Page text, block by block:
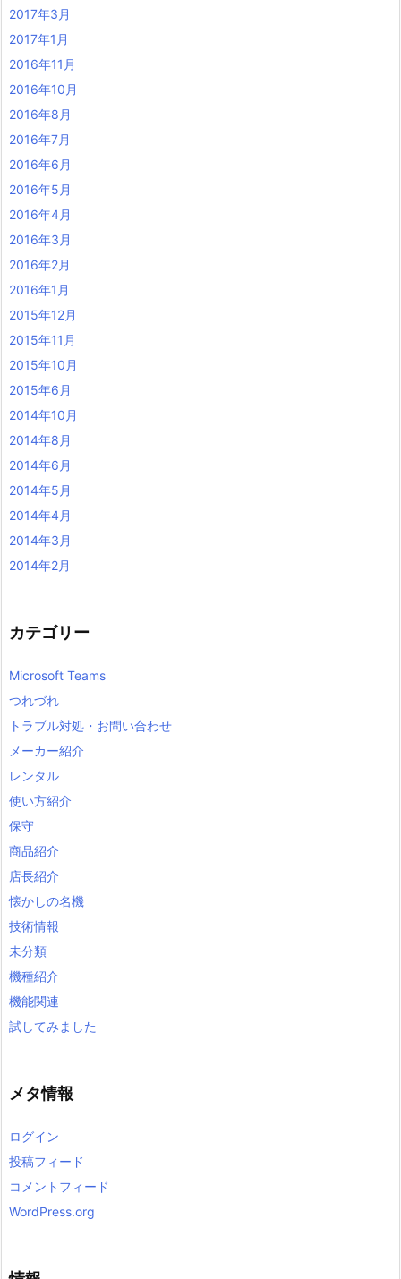
2017年3月
2017年1月
2016年11月
2016年10月
2016年8月
2016年7月
2016年6月
2016年5月
2016年4月
2016年3月
2016年2月
2016年1月
2015年12月
2015年11月
2015年10月
2015年6月
2014年10月
2014年8月
2014年6月
2014年5月
2014年4月
2014年3月
2014年2月
カテゴリー
Microsoft Teams
つれづれ
トラブル対処・お問い合わせ
メーカー紹介
レンタル
使い方紹介
保守
商品紹介
店長紹介
懐かしの名機
技術情報
未分類
機種紹介
機能関連
試してみました
メタ情報
ログイン
投稿フィード
コメントフィード
WordPress.org